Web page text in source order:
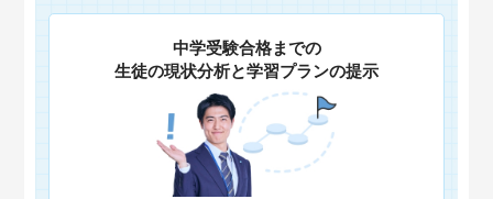
中学受験合格までの
生徒の現状分析と学習プランの提示